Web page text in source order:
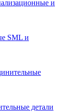
и
SML и
детали